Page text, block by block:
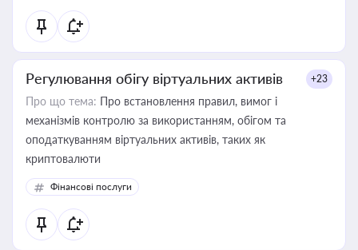
Регулювання обігу віртуальних активів +23
Про що тема: Про встановлення правил, вимог і
механізмів контролю за використанням, обігом та
оподаткуванням віртуальних активів, таких як
криптовалюти
Фінансові послуги